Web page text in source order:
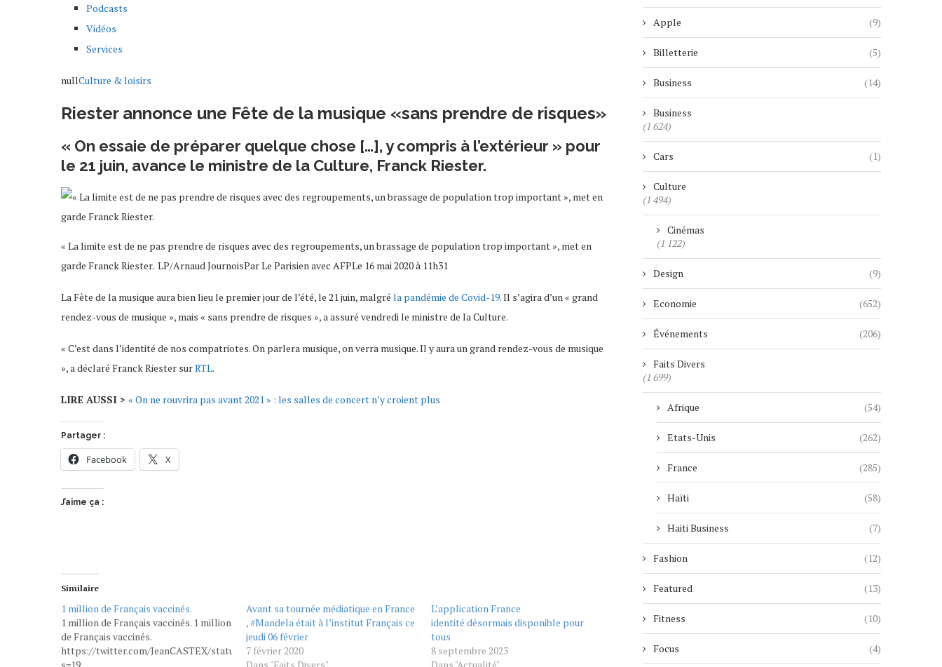
Podcasts
Vidéos
Services
nullCulture & loisirs
Riester annonce une Fête de la musique «sans prendre de risques»
« On essaie de préparer quelque chose […], y compris à l’extérieur » pour
le 21 juin, avance le ministre de la Culture, Franck Riester.
« La limite est de ne pas prendre de risques avec des regroupements, un brassage de population trop important », met en
garde Franck Riester. LP/Arnaud JournoisPar Le Parisien avec AFPLe 16 mai 2020 à 11h31
La Fête de la musique aura bien lieu le premier jour de l’été, le 21 juin, malgré la pandémie de Covid-19. Il s’agira d’un « grand
rendez-vous de musique », mais « sans prendre de risques », a assuré vendredi le ministre de la Culture.
« C’est dans l’identité de nos compatriotes. On parlera musique, on verra musique. Il y aura un grand rendez-vous de musique
», a déclaré Franck Riester surRTL.
LIRE AUSSI > « On ne rouvrira pas avant 2021 » : les salles de concert n’y croient plus
Partager :
Facebook X
J’aime ça :
Similaire
1 million de Français vaccinés.
1 million de Français vaccinés. 1 million
de Français vaccinés.
https://twitter.com/JeanCASTEX/status/1353004096710733824?
Avant sa tournée médiatique en France
, #Mandela était à l’institut Français ce
jeudi 06 février
7 février 2020
L’application France
identité désormais disponible pour
tous
8 septembre 2023
Apple (9)
Billetterie (5)
Business (14)
Business
(1 624)
Cars (1)
Culture
(1 494)
Cinémas
(1 122)
Design (9)
Economie (652)
Événements (206)
Faits Divers
(1 699)
Afrique (54)
Etats-Unis (262)
France (285)
Haïti (58)
Haiti Business (7)
Fashion (12)
Featured (13)
Fitness (10)
Focus (4)